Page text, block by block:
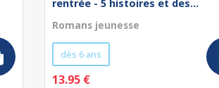
rentrée - 5 histoires et des...
Romans jeunesse
dès 6 ans
13.95 €